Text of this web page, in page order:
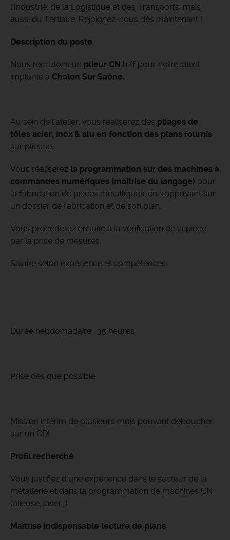
l'Industrie, de la Logistique et des Transports, mais
aussi du Tertiaire. Rejoignez-nous dès maintenant !
Description du poste
Nous recrutons un plieur CN h/f pour notre client
implanté à Chalon Sur Saône.
Au sein de l'atelier, vous réaliserez des pliages de
tôles acier, inox & alu en fonction des plans fournis
sur plieuse.
Vous réaliserez la programmation sur des machines à
commandes numériques (maîtrise du langage) pour
la fabrication de pièces métalliques, en s'appuyant sur
un dossier de fabrication et de son plan.
Vous procéderez ensuite à la vérification de la pièce
par la prise de mesures.
Salaire selon expérience et compétences.
Durée hebdomadaire : 35 heures
Prise dès que possible
Mission intérim de plusieurs mois pouvant déboucher
sur un CDI
Profil recherché
Vous justifiez d'une expérience dans le secteur de la
métallerie et dans la programmation de machines CN
(plieuse, laser…)
Maîtrise indispensable lecture de plans